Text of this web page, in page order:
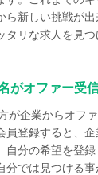
ら新しい挑戦が
リな求人を見つ
がオファー受
が企業からオフ
員登録すると、
自分の希望を登
分では見つける